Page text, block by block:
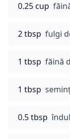
0.25 cup
2 tbsp fulgi
1 tbsp făină
1 tbsp
0.5 tbsp